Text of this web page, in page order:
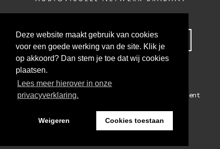
Deze website maakt gebruik van cookies
voor een goede werking van de site. Klik je
op akkoord? Dan stem je toe dat wij cookies
plaatsen.
Lees meer hierover in onze
privacyverklaring.
Weigeren Cookies toestaan
MELD JE NU AAN VOOR ONZE NIEUWSBRIEF
Colofon Algemene voorwaarden Privacy statement